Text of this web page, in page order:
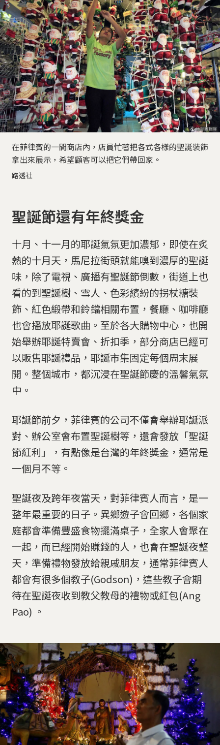
在菲律賓的一間商店內，店員忙著把各式各樣的聖誕裝飾
拿出來展示，希望顧客可以把它們帶回家。
路透社
聖誕節還有年終獎金
十月、十一月的耶誕氣氛更加濃郁，即使在炙
熱的十月天，馬尼拉街頭就能嗅到濃厚的聖誕
味，除了電視、廣播有聖誕節倒數，街道上也
看的到聖誕樹、雪人、色彩繽紛的拐杖糖裝
飾、紅色緞帶和鈴鐺相關布置，餐廳、咖啡廳
也會播放耶誕歌曲。至於各大購物中心，也開
始舉辦耶誕特賣會、折扣季，部分商店已經可
以販售耶誕禮品，耶誕市集固定每個周末展
開。整個城市，都沉浸在聖誕節慶的溫馨氣氛
中。
耶誕節前夕，菲律賓的公司不僅會舉辦耶誕派
對、辦公室會布置聖誕樹等，還會發放「聖誕
節紅利」，有點像是台灣的年終獎金，通常是
一個月不等。
聖誕夜及跨年夜當天，對菲律賓人而言，是一
整年最重要的日子。異鄉遊子會回鄉，各個家
庭都會準備豐盛食物擺滿桌子，全家人會聚在
一起，而已經開始賺錢的人，也會在聖誕夜整
天，準備禮物發放給親戚朋友，通常菲律賓人
都會有很多個教子(Godson)，這些教子會期
待在聖誕夜收到教父教母的禮物或紅包(Ang
Pao) 。